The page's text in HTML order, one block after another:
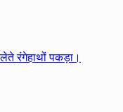
रंगेहाथों पकड़ा।